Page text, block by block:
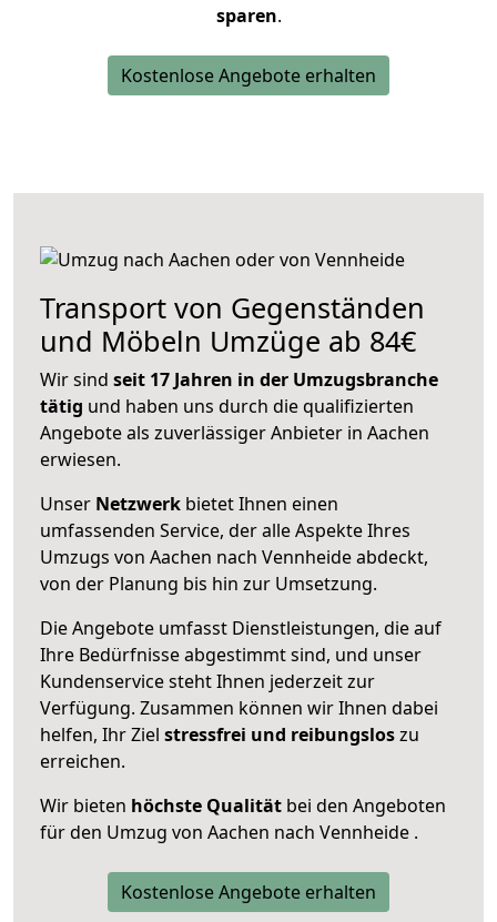
sparen.
Kostenlose Angebote erhalten
Transport von Gegenständen
und Möbeln Umzüge ab 84€
Wir sind seit 17 Jahren in der Umzugsbranche
tätig und haben uns durch die qualifizierten
Angebote als zuverlässiger Anbieter in Aachen
erwiesen.
Unser Netzwerk bietet Ihnen einen
umfassenden Service, der alle Aspekte Ihres
Umzugs von Aachen nach Vennheide abdeckt,
von der Planung bis hin zur Umsetzung.
Die Angebote umfasst Dienstleistungen, die auf
Ihre Bedürfnisse abgestimmt sind, und unser
Kundenservice steht Ihnen jederzeit zur
Verfügung. Zusammen können wir Ihnen dabei
helfen, Ihr Ziel stressfrei und reibungsloszu
erreichen.
Wir bieten höchste Qualität bei den Angeboten
für den Umzug von Aachen nach Vennheide .
Kostenlose Angebote erhalten